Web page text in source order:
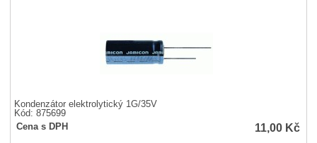
Kondenzátor elektrolytický 1G/35V
Kód: 875699
Cena s DPH
11,00 Kč